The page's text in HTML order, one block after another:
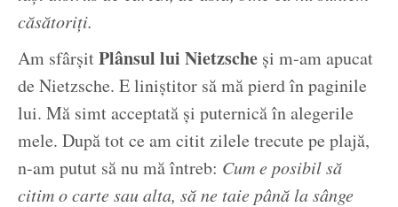
căsătoriți.
Am sfârșitPlânsul lui Nietzsche și m-am apucat
de Nietzsche. E liniștitor să mă pierd în paginile
lui. Mă simt acceptată și puternică în alegerile
mele. După tot ce am citit zilele trecute pe plajă,
n-am putut să nu mă întreb: Cum e posibil să
citim o carte sau alta, să ne taie până la sânge